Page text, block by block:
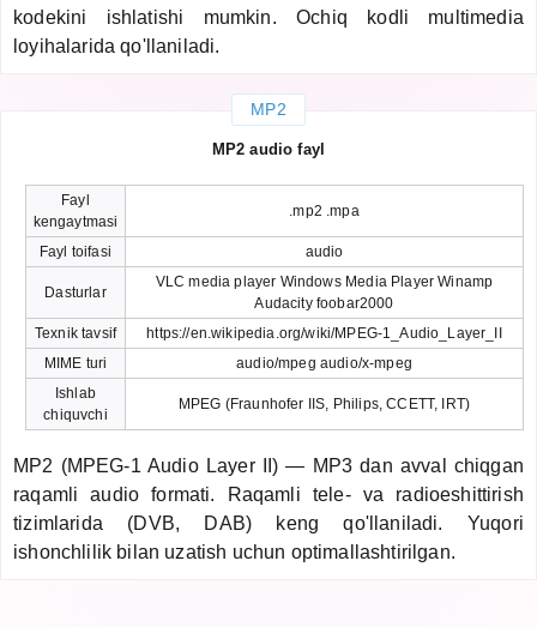
kodekini ishlatishi mumkin. Ochiq kodli multimedia
loyihalarida qo'llaniladi.
MP2
MP2 audio fayl
Fayl
kengaytmasi
.mp2 .mpa
Fayl toifasi audio
Dasturlar
VLC media player Windows Media Player Winamp
Audacity foobar2000
Texnik tavsif
https://en.wikipedia.org/wiki/MPEG-1_Audio_Layer_II
MIME turi
audio/mpeg audio/x-mpeg
Ishlab
chiquvchi
MPEG (Fraunhofer IIS, Philips, CCETT, IRT)
MP2 (MPEG-1 Audio Layer II) — MP3 dan avval chiqgan
raqamli audio formati. Raqamli tele- va radioeshittirish
tizimlarida (DVB, DAB) keng qo'llaniladi. Yuqori
ishonchlilik bilan uzatish uchun optimallashtirilgan.